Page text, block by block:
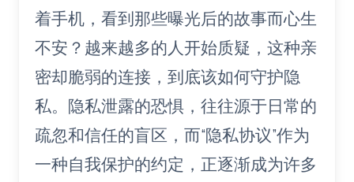
着手机，看到那些曝光后的故事而心生
不安？越来越多的人开始质疑，这种亲
密却脆弱的连接，到底该如何守护隐
私。隐私泄露的恐惧，往往源于日常的
疏忽和信任的盲区，而“隐私协议”作为
一种自我保护的约定，正逐渐成为许多